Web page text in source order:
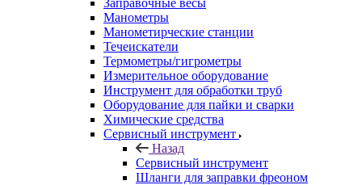
Заправочные весы
Манометры
Манометирческие станции
Течеискатели
Термометры/гигрометры
Измерительное оборудование
Инструмент для обработки труб
Оборудование для пайки и сварки
Химические средства
Сервисный инструмент
Назад
Сервисный инструмент
Шланги для заправки фреоном